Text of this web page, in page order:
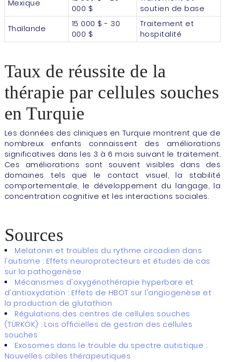
Mexique
000 $
soutien de base
Thaïlande
15 000 $ - 30
000 $
Traitement et
hospitalité
Taux de réussite de la
thérapie par cellules souches
en Turquie
Les données des cliniques en Turquie montrent que de
nombreux enfants connaissent des améliorations
significatives dans les 3 à 6 mois suivant le traitement.
Ces améliorations sont souvent visibles dans des
domaines tels que le contact visuel, la stabilité
comportementale, le développement du langage, la
concentration cognitive et les interactions sociales.
Sources
Melatonin et troubles du rythme circadien dans
l'autisme : Effets neuroprotecteurs et études de cas
sur la pathogenèse
Mécanismes d'oxygénothérapie hyperbare et
d'antioxydation : Effets de HBOT sur l'angiogenèse et
la production de glutathion
Régulations des centres de cellules souches
(TÜRKÖK) : Lois officielles de gestion des cellules
souches
Exosomes dans le trouble du spectre autistique :
Nouvelles cibles thérapeutiques